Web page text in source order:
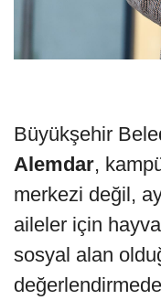
Büyükşehir
Alemdar,
merkezi değil,
aileler için
sosyal alan